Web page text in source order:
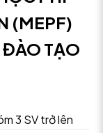
(MEPF)
ĐÀO TẠO
3 SV trở lên